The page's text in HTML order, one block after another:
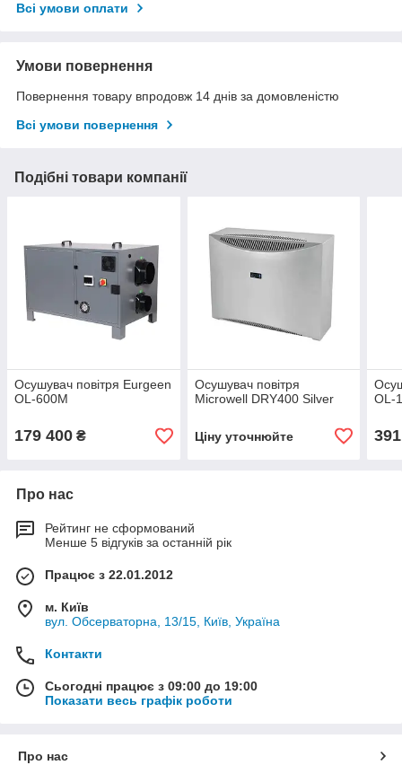
Всі умови оплати
Умови повернення
Повернення товару впродовж 14 днів за домовленістю
Всі умови повернення
Подібні товари компанії
Осушувач повітря Eurgeen
OL-600M
179 400 ₴
Осушувач повітря
Microwell DRY400 Silver
Ціну уточнюйте
OL-
Про нас
Рейтинг не сформований
Менше 5 відгуків за останній рік
Працює з 22.01.2012
м. Київ
вул. Обсерваторна, 13/15, Київ, Україна
Контакти
Сьогодні працює з 09:00 до 19:00
Показати весь графік роботи
Про нас